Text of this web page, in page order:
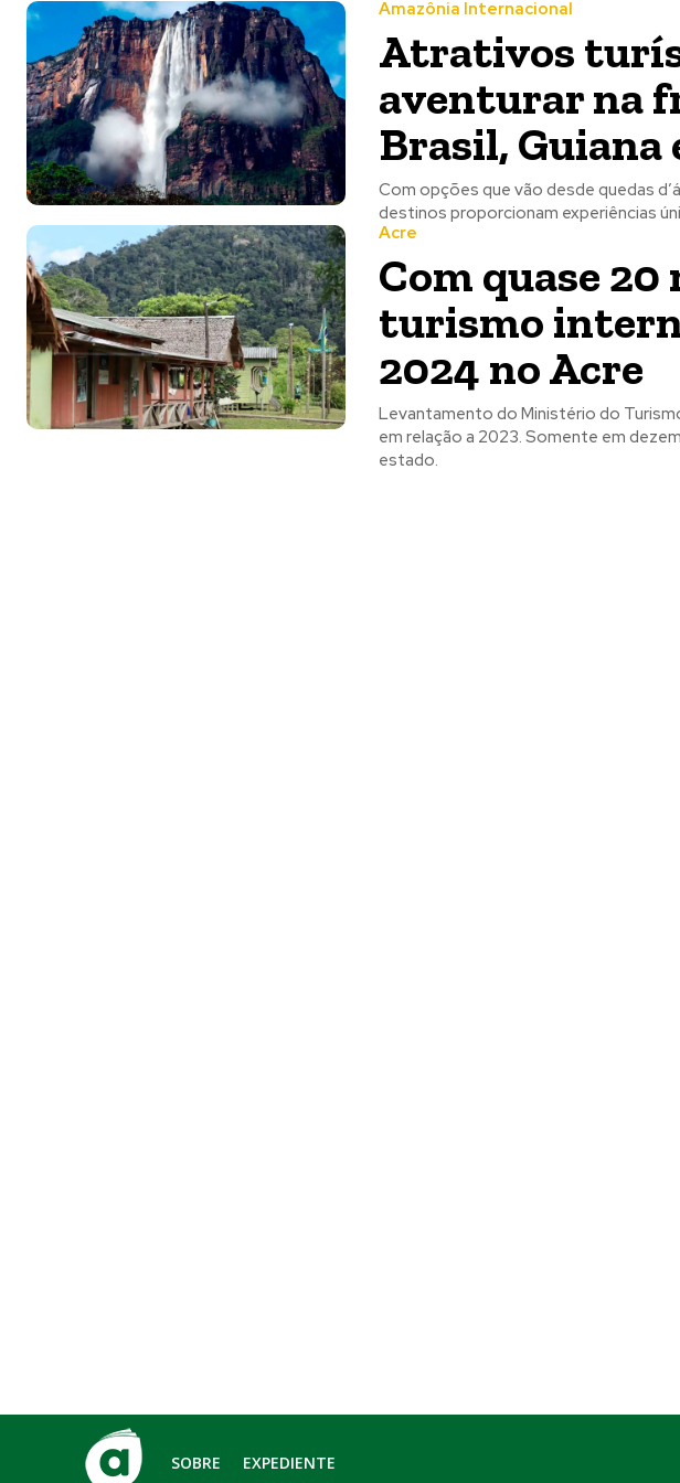
Amazônia Internacional
Atrativos
aventurar na
Brasil, Guiana
Com opções que vão desde quedas
destinos proporcionam experiências
Acre
Com quase
turismo
2024 no Acre
Levantamento do Ministério do
em relação a 2023. Somente em
estado.
SOBRE EXPEDIENTE